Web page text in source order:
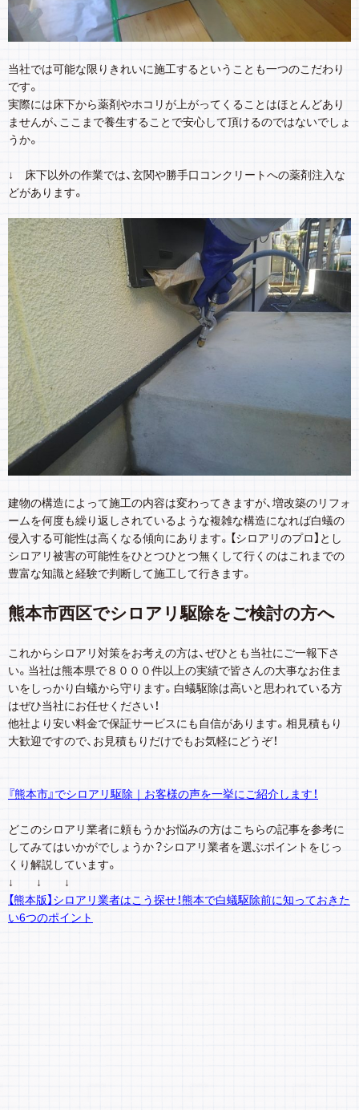
当社では可能な限りきれいに施工するということも一つのこだわり
です。
実際には床下から薬剤やホコリが上がってくることはほとんどあり
ませんが、ここまで養生することで安心して頂けるのではないでしょ
うか。
↓ 床下以外の作業では、玄関や勝手口コンクリートへの薬剤注入な
どがあります。
建物の構造によって施工の内容は変わってきますが、増改築のリフォ
ームを何度も繰り返しされているような複雑な構造になれば白蟻の
侵入する可能性は高くなる傾向にあります。【シロアリのプロ】とし
シロアリ被害の可能性をひとつひとつ無くして行くのはこれまでの
豊富な知識と経験で判断して施工して行きます。
熊本市西区でシロアリ駆除をご検討の方へ
これからシロアリ対策をお考えの方は、ぜひとも当社にご一報下さ
い。当社は熊本県で８０００件以上の実績で皆さんの大事なお住ま
いをしっかり白蟻から守ります。白蟻駆除は高いと思われている方
はぜひ当社にお任せください！
他社より安い料金で保証サービスにも自信があります。相見積もり
大歓迎ですので、お見積もりだけでもお気軽にどうぞ！
『熊本市』でシロアリ駆除｜お客様の声を一挙にご紹介します！
どこのシロアリ業者に頼もうかお悩みの方はこちらの記事を参考に
してみてはいかがでしょうか？シロアリ業者を選ぶポイントをじっ
くり解説しています。
↓ ↓ ↓
【熊本版】シロアリ業者はこう探せ！熊本で白蟻駆除前に知っておきた
い6つのポイント